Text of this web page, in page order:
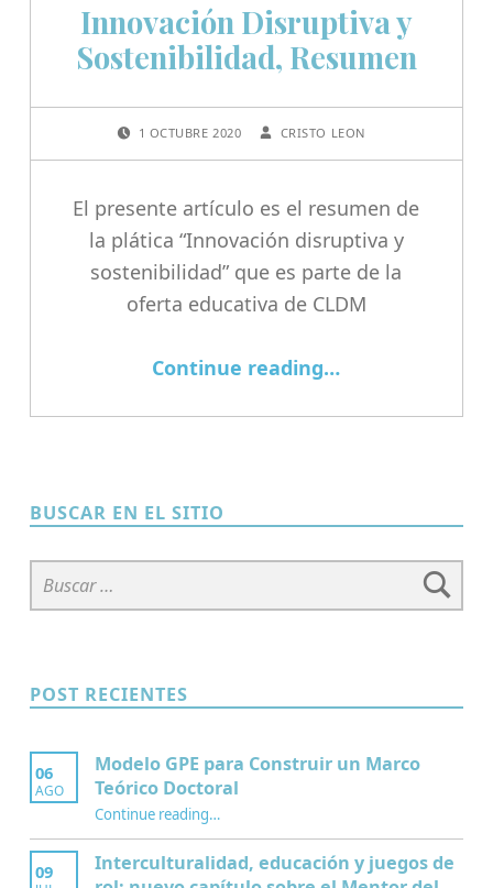
Innovación Disruptiva y
Sostenibilidad, Resumen
1 OCTUBRE 2020 CRISTO LEON
El presente artículo es el resumen de
la plática “Innovación disruptiva y
sostenibilidad” que es parte de la
oferta educativa de CLDM
Continue reading…
BUSCAR EN EL SITIO
Buscar:
POST RECIENTES
06
AGO
Modelo GPE para Construir un Marco
Teórico Doctoral
Continue reading“Modelo GPE para Construir un Marco Teórico Doctoral”
…
09
Interculturalidad, educación y juegos de